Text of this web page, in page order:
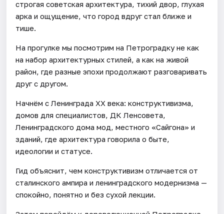
строгая советская архитектура, тихий двор, глухая
арка и ощущение, что город вдруг стал ближе и
тише.
На прогулке мы посмотрим на Петроградку не как
на набор архитектурных стилей, а как на живой
район, где разные эпохи продолжают разговаривать
друг с другом.
Начнём с Ленинграда XX века: конструктивизма,
домов для специалистов, ДК Ленсовета,
Ленинградского дома мод, местного «Сайгона» и
зданий, где архитектура говорила о быте,
идеологии и статусе.
Гид объяснит, чем конструктивизм отличается от
сталинского ампира и ленинградского модернизма —
спокойно, понятно и без сухой лекции.